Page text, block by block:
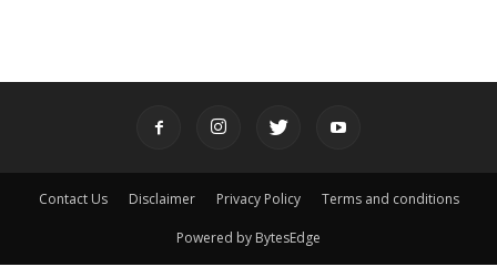
Contact Us Disclaimer Privacy Policy Terms and conditions
Powered by BytesEdge